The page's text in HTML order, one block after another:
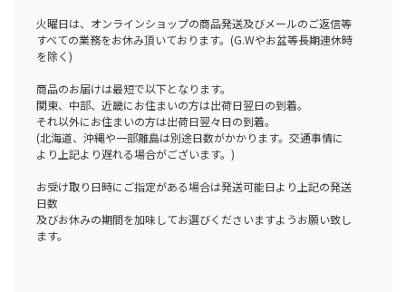
火曜日は、オンラインショップの商品発送及びメールのご返信等
すべての業務をお休み頂いております。(G.Wやお盆等長期連休時
を除く)
商品のお届けは最短で以下となります。
関東、中部、近畿にお住まいの方は出荷日翌日の到着。
それ以外にお住まいの方は出荷日翌々日の到着。
(北海道、沖縄や一部離島は別途日数がかかります。交通事情に
より上記より遅れる場合がございます。)
お受け取り日時にご指定がある場合は発送可能日より上記の発送
日数
及びお休みの期間を加味してお選びくださいますようお願い致し
ます。